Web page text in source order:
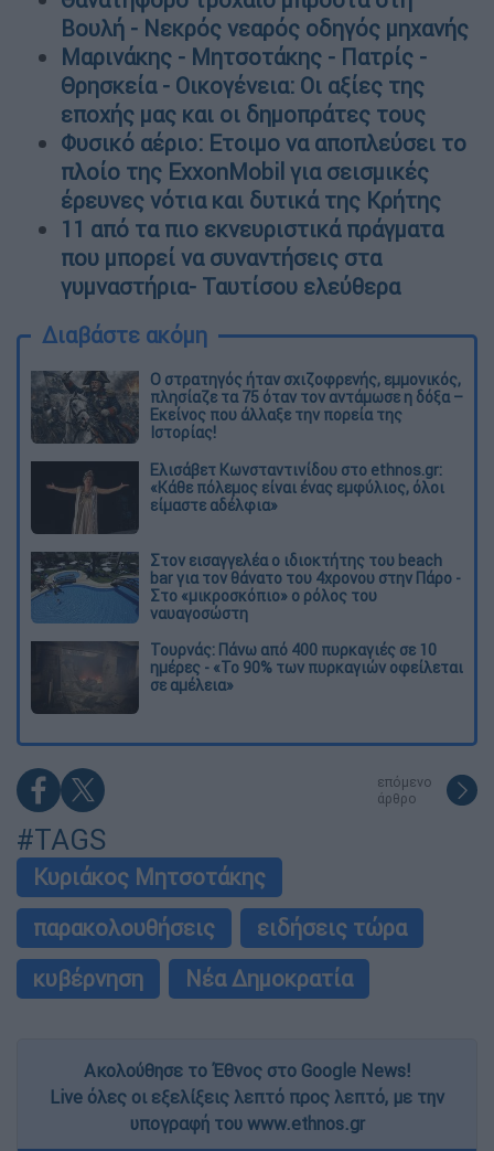
Βουλή - Νεκρός νεαρός οδηγός μηχανής
Μαρινάκης - Μητσοτάκης - Πατρίς -
Θρησκεία - Οικογένεια: Οι αξίες της
εποχής μας και οι δημοπράτες τους
Φυσικό αέριο: Ετοιμο να αποπλεύσει το
πλοίο της ExxonMobil για σεισμικές
έρευνες νότια και δυτικά της Κρήτης
11 από τα πιο εκνευριστικά πράγματα
που μπορεί να συναντήσεις στα
γυμναστήρια- Ταυτίσου ελεύθερα
Διαβάστε ακόμη
O στρατηγός ήταν σχιζοφρενής, εμμονικός,
πλησίαζε τα 75 όταν τον αντάμωσε η δόξα –
Εκείνος που άλλαξε την πορεία της
Ιστορίας!
Ελισάβετ Κωνσταντινίδου στο ethnos.gr:
«Κάθε πόλεμος είναι ένας εμφύλιος, όλοι
είμαστε αδέλφια»
Στον εισαγγελέα ο ιδιοκτήτης του beach
bar για τον θάνατο του 4χρονου στην Πάρο -
Στο «μικροσκόπιο» ο ρόλος του
ναυαγοσώστη
Τουρνάς: Πάνω από 400 πυρκαγιές σε 10
ημέρες - «Το 90% των πυρκαγιών οφείλεται
σε αμέλεια»
επόμενο
άρθρο
#TAGS
Κυριάκος Μητσοτάκης
παρακολουθήσεις
ειδήσεις τώρα
κυβέρνηση
Νέα Δημοκρατία
Ακολούθησε το Έθνος στο Google News!
Live όλες οι εξελίξεις λεπτό προς λεπτό, με την
υπογραφή του www.ethnos.gr